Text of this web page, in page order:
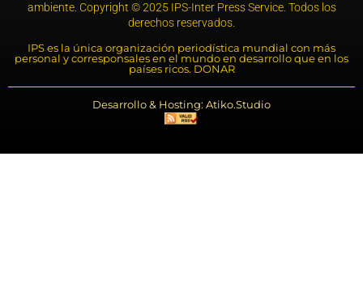
ambiente. Copyright © 2025 IPS-Inter Press Service. Todos los
derechos reservados.
IPS es la única organización periodística mundial con más
personal y corresponsales en el mundo en desarrollo que en los
países ricos. DONAR
Desarrollo & Hosting: Atiko.Studio